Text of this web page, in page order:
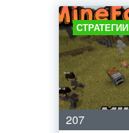
СТРАТЕГИИ
207